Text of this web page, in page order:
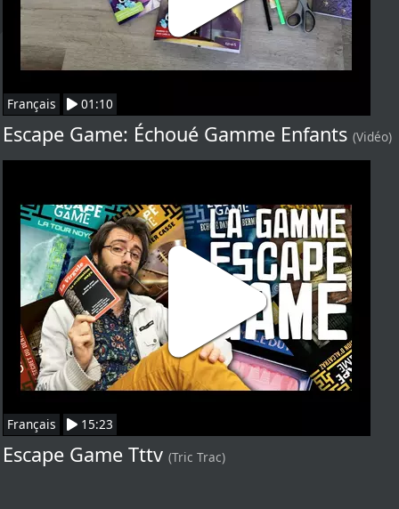
Français 01:10
Escape Game: Échoué Gamme Enfants (Vidéo)
Français 15:23
Escape Game Tttv (Tric Trac)